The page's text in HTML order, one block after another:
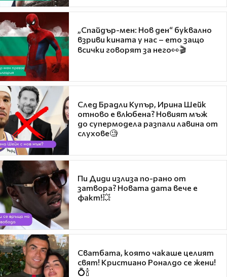
„Спайдър-мен: Нов ден“ буквално
взриви кината у нас – ето защо
всички говорят за него👀🎬
След Брадли Купър, Ирина Шейк
отново е влюбена? Новият мъж
до супермодела разпали лавина от
слухове🧐
Пи Диди излиза по-рано от
затвора? Новата дата вече е
факт!💥
Сватбата, която чакаше целият
свят! Кристиано Роналдо се жени!
💍🍾